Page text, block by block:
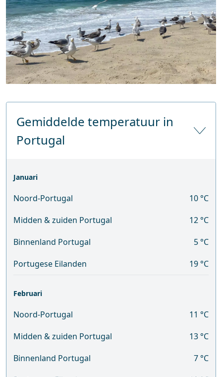
Gemiddelde temperatuur in
Portugal
Januari
Noord-Portugal
10 °C
Midden & zuiden Portugal
12 °C
Binnenland Portugal
5 °C
Portugese Eilanden
19 °C
Februari
Noord-Portugal
11 °C
Midden & zuiden Portugal
13 °C
Binnenland Portugal
7 °C